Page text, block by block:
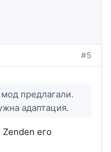
#5
предлагали.
адаптация.
Zenden его